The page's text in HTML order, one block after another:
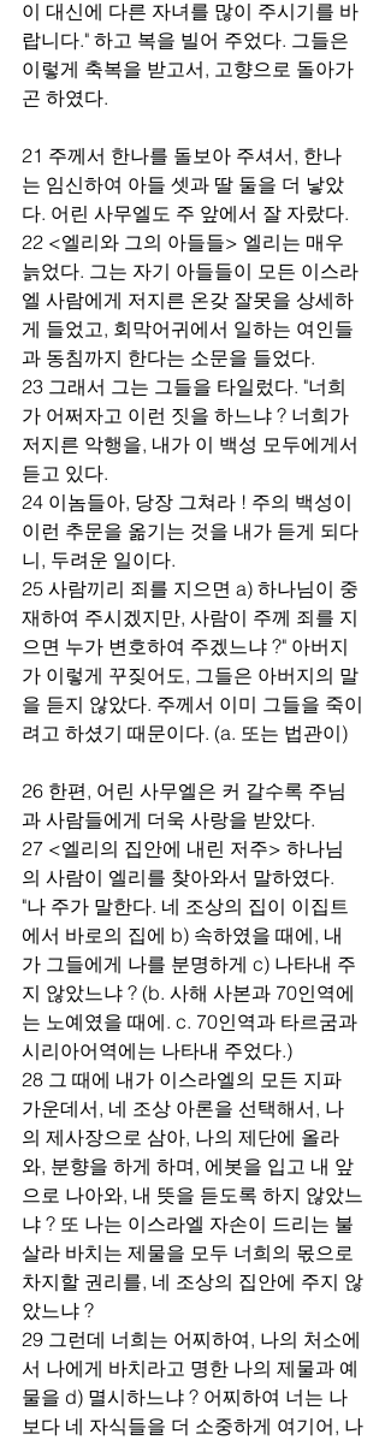
이 대신에 다른 자녀를 많이 주시기를 바
랍니다." 하고 복을 빌어 주었다. 그들은
이렇게 축복을 받고서, 고향으로 돌아가
곤 하였다.
21 주께서 한나를 돌보아 주셔서, 한나
는 임신하여 아들 셋과 딸 둘을 더 낳았
다. 어린 사무엘도 주 앞에서 잘 자랐다.
22 <엘리와 그의 아들들> 엘리는 매우
늙었다. 그는 자기 아들들이 모든 이스라
엘 사람에게 저지른 온갖 잘못을 상세하
게 들었고, 회막어귀에서 일하는 여인들
과 동침까지 한다는 소문을 들었다.
23 그래서 그는 그들을 타일렀다. "너희
가 어쩌자고 이런 짓을 하느냐 ? 너희가
저지른 악행을, 내가 이 백성 모두에게서
듣고 있다.
24 이놈들아, 당장 그쳐라 ! 주의 백성이
이런 추문을 옮기는 것을 내가 듣게 되다
니, 두려운 일이다.
25 사람끼리 죄를 지으면 a) 하나님이 중
재하여 주시겠지만, 사람이 주께 죄를 지
으면 누가 변호하여 주겠느냐 ?" 아버지
가 이렇게 꾸짖어도, 그들은 아버지의 말
을 듣지 않았다. 주께서 이미 그들을 죽이
려고 하셨기 때문이다. (a. 또는 법관이)
26 한편, 어린 사무엘은 커 갈수록 주님
과 사람들에게 더욱 사랑을 받았다.
27 <엘리의 집안에 내린 저주> 하나님
의 사람이 엘리를 찾아와서 말하였다.
"나 주가 말한다. 네 조상의 집이 이집트
에서 바로의 집에 b) 속하였을 때에, 내
가 그들에게 나를 분명하게 c) 나타내 주
지 않았느냐 ? (b. 사해 사본과 70인역에
는 노예였을 때에. c. 70인역과 타르굼과
시리아어역에는 나타내 주었다.)
28 그 때에 내가 이스라엘의 모든 지파
가운데서, 네 조상 아론을 선택해서, 나
의 제사장으로 삼아, 나의 제단에 올라
와, 분향을 하게 하며, 에봇을 입고 내 앞
으로 나아와, 내 뜻을 듣도록 하지 않았느
냐 ? 또 나는 이스라엘 자손이 드리는 불
살라 바치는 제물을 모두 너희의 몫으로
차지할 권리를, 네 조상의 집안에 주지 않
았느냐 ?
29 그런데 너희는 어찌하여, 나의 처소에
서 나에게 바치라고 명한 나의 제물과 예
물을 d) 멸시하느냐 ? 어찌하여 너는 나
보다 네 자식들을 더 소중하게 여기어, 나